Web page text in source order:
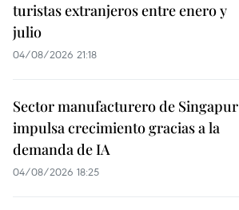
turistas extranjeros entre enero y
julio
04/08/2026 21:18
Sector manufacturero de Singapur
impulsa crecimiento gracias a la
demanda de IA
04/08/2026 18:25